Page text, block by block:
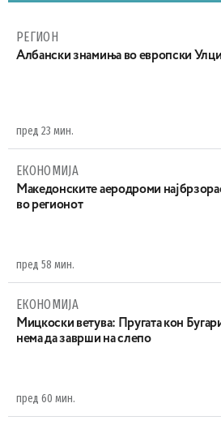
РЕГИОН
Aлбански знамиња во европски
пред 23 мин.
ЕКОНОМИЈА
Maкедонските аеродроми
во регионот
пред 58 мин.
ЕКОНОМИЈА
Mицкоски ветува: Пругата кон
нема да заврши на слепо
пред 60 мин.